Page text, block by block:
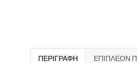
ΠΕΡΙΓΡΑΦΉ ΕΠΙΠΛΈΟΝ